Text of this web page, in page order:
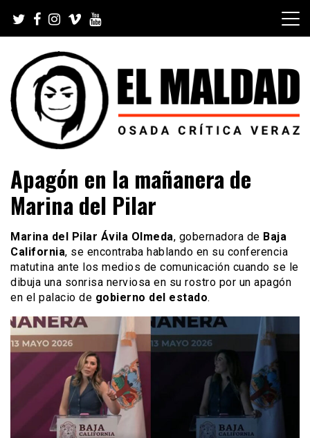
content
El Maldad
Viral y Youtube
Apagón en la mañanera de
Marina del Pilar
Marina del Pilar Ávila Olmeda, gobernadora de Baja
California, se encontraba hablando en su conferencia
matutina ante los medios de comunicación cuando se le
dibuja una sonrisa nerviosa en su rostro por un apagón
en el palacio de gobierno del estado.